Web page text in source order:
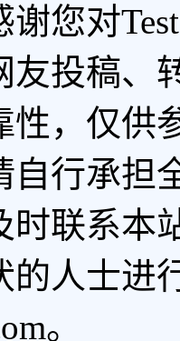
谢您对
友投稿、
性，仅供
自行承担
时联系本
的人士进
。